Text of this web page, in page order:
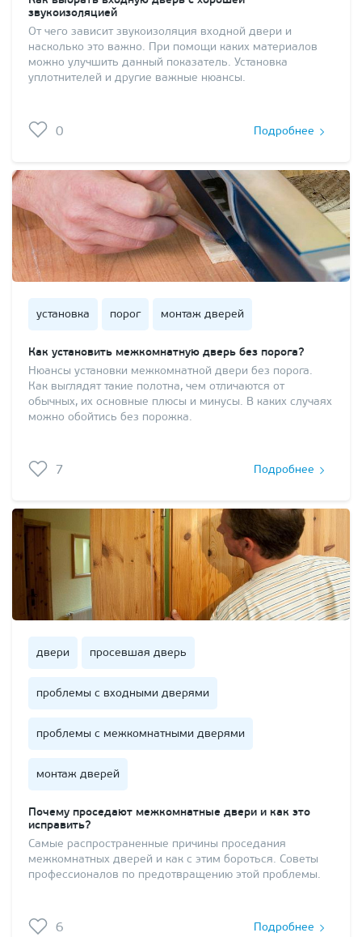
звукоизоляцией
От чего зависит звукоизоляция входной двери и
насколько это важно. При помощи каких материалов
можно улучшить данный показатель. Установка
уплотнителей и другие важные нюансы.
0 Подробнее
установка порог монтаж дверей
Как установить межкомнатную дверь без порога?
Нюансы установки межкомнатной двери без порога.
Как выглядят такие полотна, чем отличаются от
обычных, их основные плюсы и минусы. В каких случаях
можно обойтись без порожка.
7 Подробнее
двери просевшая дверь
проблемы с входными дверями
проблемы с межкомнатными дверями
монтаж дверей
Почему проседают межкомнатные двери и как это
исправить?
Самые распространенные причины проседания
межкомнатных дверей и как с этим бороться. Советы
профессионалов по предотвращению этой проблемы.
6 Подробнее